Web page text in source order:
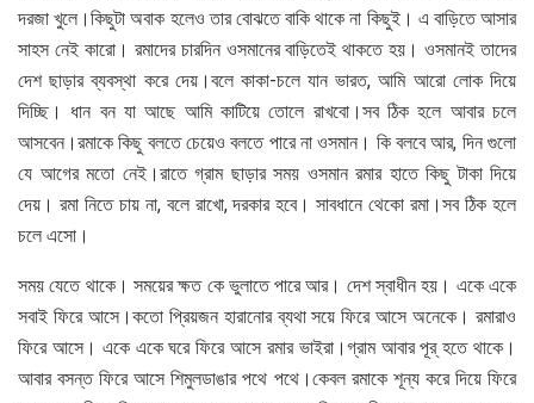
দরজা খুলে।কিছুটা অবাক হলেও তার বোঝতে বাকি থাকে না কিছুই। এ বাড়িতে আসার
সাহস নেই কারো। রমাদের চারদিন ওসমানের বাড়িতেই থাকতে হয়। ওসমানই তাদের
দেশ ছাড়ার ব্যবস্থা করে দেয়।বলে কাকা-চলে যান ভারত, আমি আরো লোক দিয়ে
দিচ্ছি। ধান বন যা আছে আমি কাটিয়ে তোলে রাখবো।সব ঠিক হলে আবার চলে
আসবেন।রমাকে কিছু বলতে চেয়েও বলতে পারে না ওসমান। কি বলবে আর, দিন গুলো
যে আগের মতো নেই।রাতে গ্রাম ছাড়ার সময় ওসমান রমার হাতে কিছু টাকা দিয়ে
দেয়। রমা নিতে চায় না, বলে রাখো, দরকার হবে। সাবধানে থেকো রমা।সব ঠিক হলে
চলে এসো।
সময় যেতে থাকে। সময়ের ক্ষত কে ভুলাতে পারে আর। দেশ স্বাধীন হয়। একে একে
সবাই ফিরে আসে।কতো প্রিয়জন হারানোর ব্যথা সয়ে ফিরে আসে অনেকে। রমারাও
ফিরে আসে। একে একে ঘরে ফিরে আসে রমার ভাইরা।গ্রাম আবার পূর্ হতে থাকে।
আবার বসন্ত ফিরে আসে শিমুলডাঙার পথে পথে।কেবল রমাকে শূন্য করে দিয়ে ফিরে